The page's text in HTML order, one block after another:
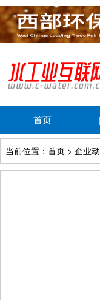
首页 |
当前位置：首页 > 企业